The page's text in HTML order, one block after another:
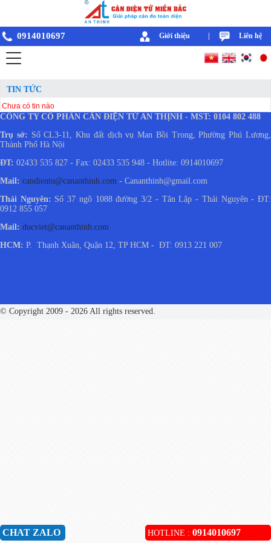
0914010697 Giới thiệu Liên hệ
TIN TỨC
Chưa có tin nào
CÔNG TY CỔ PHẦN CÂN ĐIỆN TỬ AN THỊNH - MST: 0104 802 488
Trụ sở: Số CL3-11, Khu đất dịch vụ Man Bồi Trong, Phường Phú Lương,
Thành Phố Hà Nội
ĐT: 02433 535 827 - Fax: 02433 535 948 - Hotlite: 0914010697
Mail: candientu@cananthinh.com - Cananthinh@gmail.com
Thái Nguyên: Số 37 ngõ 1088 đường 3/2 - Tân Lập - Thái Nguyên - ĐT:
0912 855 057
Mail: ducviet@cananthinh.com
HCM: P. Thạnh Xuân, Quận 12, TP HCM - ĐT: 0913 221 007
© Copyright 2009 - 2026 All rights reserved.
CHAT ZALO HOTLINE : 0914010697